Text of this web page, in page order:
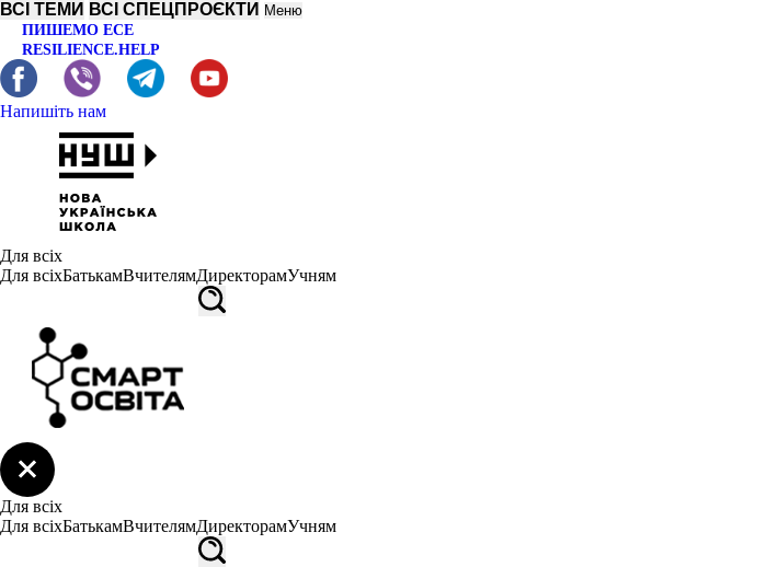
ВСІ ТЕМИ ВСІ СПЕЦПРОЄКТИ Меню
ПИШЕМО ЕСЕ
RESILIENCE.HELP
Напишіть нам
Для всіх
Для всіхБатькамВчителямДиректорамУчням
Для всіх
Для всіхБатькамВчителямДиректорамУчням